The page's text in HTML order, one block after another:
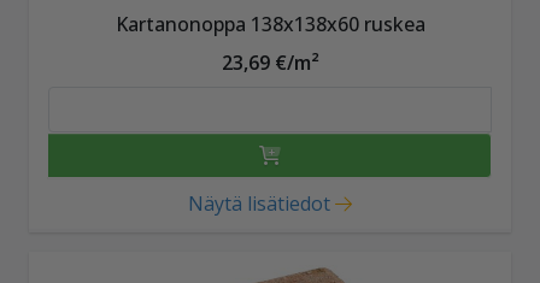
Kartanonoppa 138x138x60 ruskea
23,69 €/m²
Näytä lisätiedot